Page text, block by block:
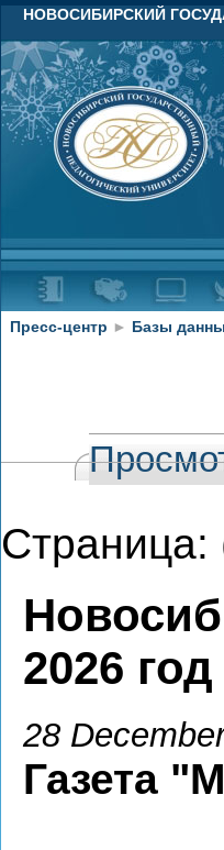
НОВОСИБИРСКИЙ
Пресс-центр ► Базы
Страница:
2026
28
Газета